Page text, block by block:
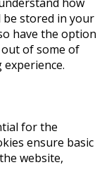
be stored in your
have the option
of some of
for the
ensure basic
website,